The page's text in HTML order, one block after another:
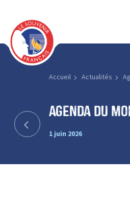
Accueil Actualités
Agenda du
1 juin 2026